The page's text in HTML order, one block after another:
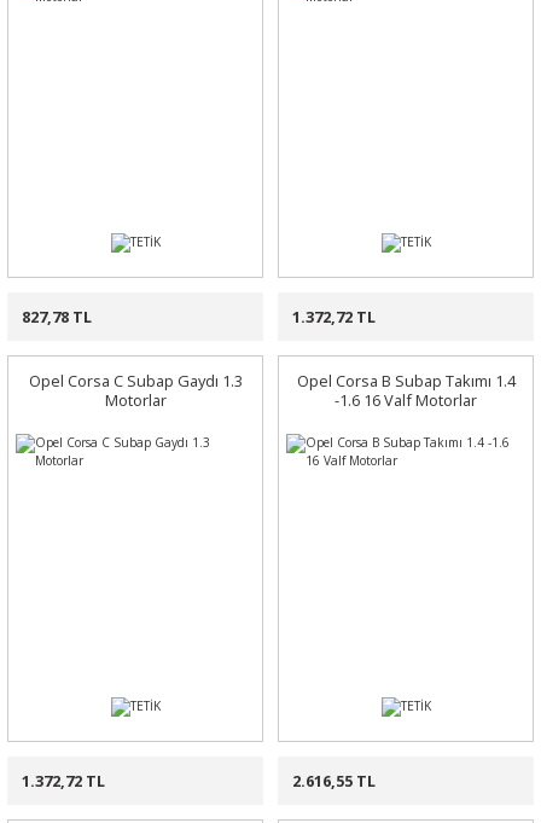
827,78 TL 1.372,72 TL
Opel Corsa C Subap Gaydı 1.3
Motorlar
1.372,72 TL
Opel Corsa B Subap Takımı 1.4
-1.6 16 Valf Motorlar
2.616,55 TL